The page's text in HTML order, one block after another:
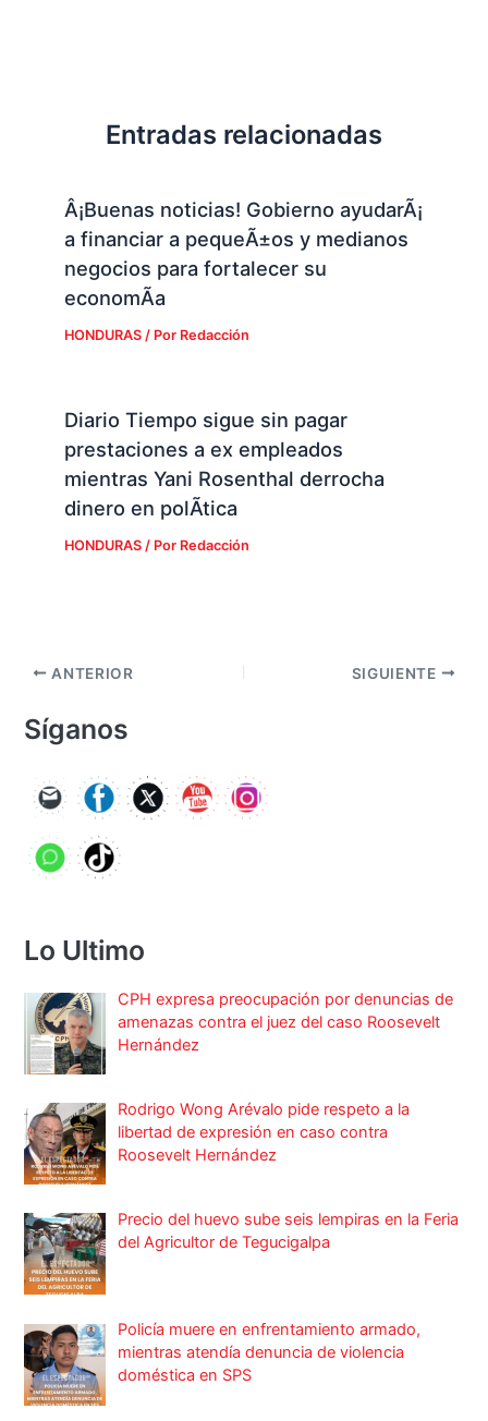
Entradas relacionadas
Â¡Buenas noticias! Gobierno ayudarÃ¡
a financiar a pequeÃ±os y medianos
negocios para fortalecer su
economÃ­a
HONDURAS/ Por Redacción
Diario Tiempo sigue sin pagar
prestaciones a ex empleados
mientras Yani Rosenthal derrocha
dinero en polÃ­tica
HONDURAS/ Por Redacción
ANTERIOR SIGUIENTE
Síganos
Lo Ultimo
CPH expresa preocupación por denuncias de
amenazas contra el juez del caso Roosevelt
Hernández
Rodrigo Wong Arévalo pide respeto a la
libertad de expresión en caso contra
Roosevelt Hernández
Precio del huevo sube seis lempiras en la Feria
del Agricultor de Tegucigalpa
Policía muere en enfrentamiento armado,
mientras atendía denuncia de violencia
doméstica en SPS